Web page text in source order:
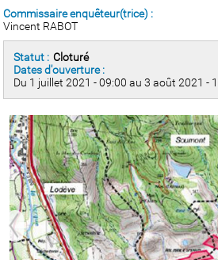
Commissaire enquêteur(trice) :
Vincent RABOT
Statut : Cloturé
Dates d'ouverture :
Du 1 juillet 2021 - 09:00 au 3 août 2021 -
prev